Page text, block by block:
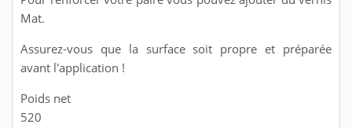
Mat.
Assurez-vous que la surface soit propre et préparée
avant l'application !
Poids net
520